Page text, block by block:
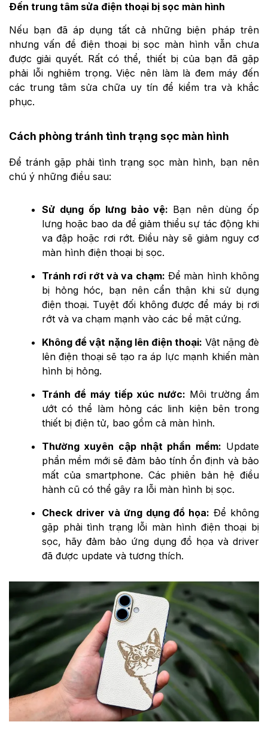
Đến trung tâm sửa điện thoại bị sọc màn hình
Nếu bạn đã áp dụng tất cả những biện pháp trên
nhưng vấn đề điện thoại bị sọc màn hình vẫn chưa
được giải quyết. Rất có thể, thiết bị của bạn đã gặp
phải lỗi nghiêm trọng. Việc nên làm là đem máy đến
các trung tâm sửa chữa uy tín để kiểm tra và khắc
phục.
Cách phòng tránh tình trạng sọc màn hình
Để tránh gặp phải tình trạng sọc màn hình, bạn nên
chú ý những điều sau:
Sử dụng ốp lưng bảo vệ: Bạn nên dùng ốp
lưng hoặc bao da để giảm thiểu sự tác động khi
va đập hoặc rơi rớt. Điều này sẽ giảm nguy cơ
màn hình điện thoại bị sọc.
Tránh rơi rớt và va chạm: Để màn hình không
bị hỏng hóc, bạn nên cẩn thận khi sử dụng
điện thoại. Tuyệt đối không được để máy bị rơi
rớt và va chạm mạnh vào các bề mặt cứng.
Không để vật nặng lên điện thoại: Vật nặng đè
lên điện thoại sẽ tạo ra áp lực mạnh khiến màn
hình bị hỏng.
Tránh để máy tiếp xúc nước: Môi trường ẩm
ướt có thể làm hỏng các linh kiện bên trong
thiết bị điện tử, bao gồm cả màn hình.
Thường xuyên cập nhật phần mềm: Update
phần mềm mới sẽ đảm bảo tính ổn định và bảo
mất của smartphone. Các phiên bản hệ điều
hành cũ có thể gây ra lỗi màn hình bị sọc.
Check driver và ứng dụng đồ họa: Để không
gặp phải tình trạng lỗi màn hình điện thoại bị
sọc, hãy đảm bảo ứng dụng đồ họa và driver
đã được update và tương thích.